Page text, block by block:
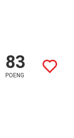
83
POENG